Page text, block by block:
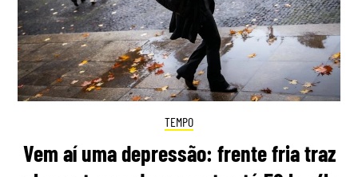
TEMPO
Vem aí uma depressão: frente fria traz